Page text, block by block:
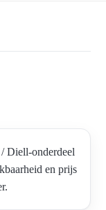
Diell-onderdeel
en prijs